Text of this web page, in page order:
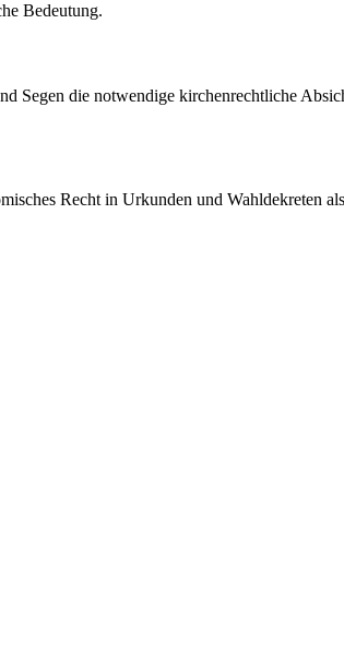
Bedeutung.
Segen die notwendige kirchenrechtliche
Recht in Urkunden und Wahldekreten